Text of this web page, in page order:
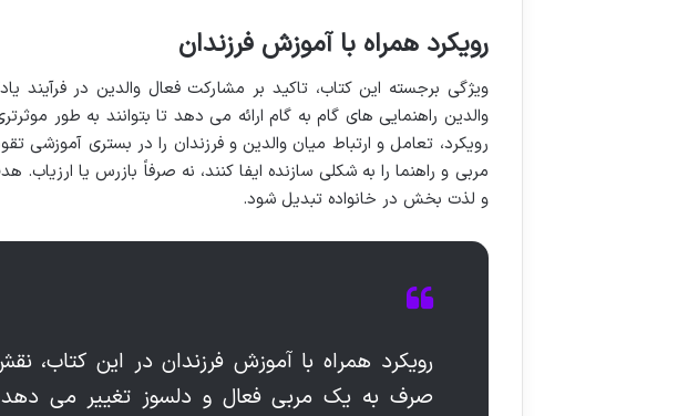
رویکرد همراه با آموزش فرزندان
ویژگی برجسته این کتاب، تاکید بر مشارکت فعال والدین در فرآیند
والدین راهنمایی های گام به گام ارائه می دهد تا بتوانند به طور
رویکرد، تعامل و ارتباط میان والدین و فرزندان را در بستری
مربی و راهنما را به شکلی سازنده ایفا کنند، نه صرفاً بازرس یا
و لذت بخش در خانواده تبدیل شود.
رویکرد همراه با آموزش فرزندان در این کتاب،
صرف به یک مربی فعال و دلسوز تغییر می